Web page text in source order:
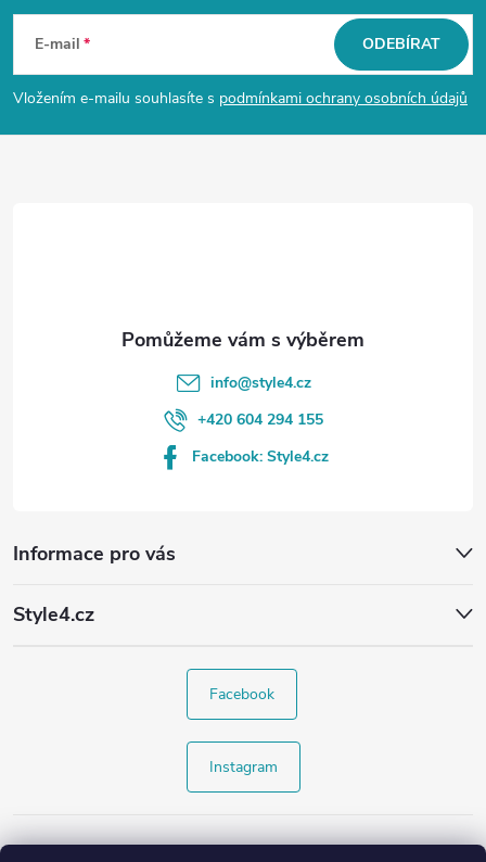
p
a
E-mail
Vložením e-mailu souhlasíte s podmínkami ochrany osobních údajů
ODEBÍRAT
Informace pro vás
Style4.cz
info@style4.cz
+420 604 294 155
Facebook: Style4.cz
Facebook
Instagram